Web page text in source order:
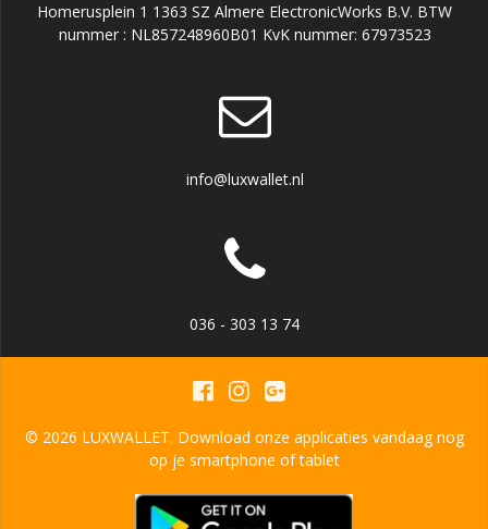
Homerusplein 1 1363 SZ Almere ElectronicWorks B.V. BTW
nummer : NL857248960B01 KvK nummer: 67973523
info@luxwallet.nl
036 - 303 13 74
© 2026 LUXWALLET. Download onze applicaties vandaag nog
op je smartphone of tablet